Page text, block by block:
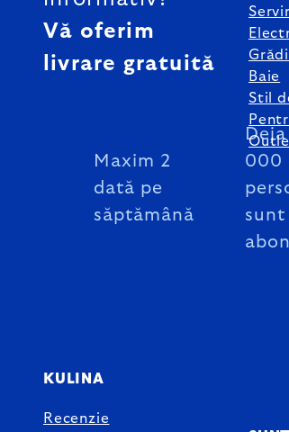
Vă oferim
livrare gratuită
Maxim 2
dată pe
săptămână
Deja
000
sunt
Baie
Stil
KULINA
Recenzie